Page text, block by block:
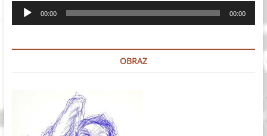
Odtwarzacz
plików
00:00 00:00
OBRAZ